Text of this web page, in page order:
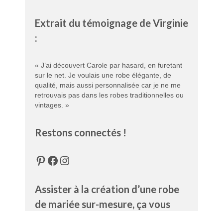
Extrait du témoignage de Virginie
:
« J’ai découvert Carole par hasard, en furetant
sur le net. Je voulais une robe élégante, de
qualité, mais aussi personnalisée car je ne me
retrouvais pas dans les robes traditionnelles ou
vintages. »
Restons connectés !
Pinterest
Facebook
Instagram
Assister à la création d’une robe
de mariée sur-mesure, ça vous